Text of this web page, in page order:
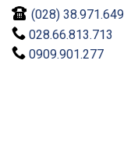
(028) 38.971.649
028.66.813.713
0909.901.277